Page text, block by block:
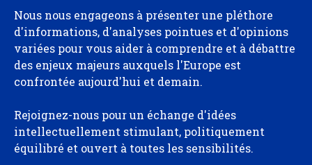
Nous nous engageons à présenter une pléthore
d'informations, d'analyses pointues et d'opinions
variées pour vous aider à comprendre et à débattre
des enjeux majeurs auxquels l'Europe est
confrontée aujourd'hui et demain.
Rejoignez-nous pour un échange d'idées
intellectuellement stimulant, politiquement
équilibré et ouvert à toutes les sensibilités.